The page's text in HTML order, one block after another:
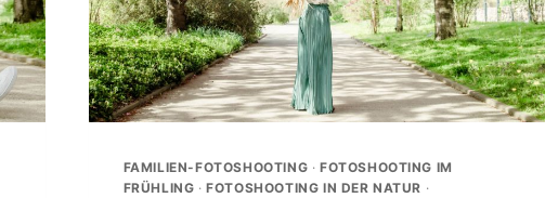
FAMILIEN-FOTOSHOOTING · FOTOSHOOTING IM
FRÜHLING ·FOTOSHOOTING IN DER NATUR ·